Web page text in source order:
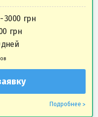
3000
дней
Подробнее